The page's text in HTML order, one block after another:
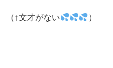
（↑文才がない ）